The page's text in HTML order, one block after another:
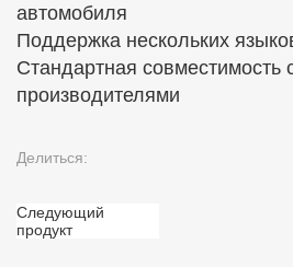
автомобиля
Поддержка нескольких
Стандартная совместимость
производителями
Делиться:
Следующий
продукт